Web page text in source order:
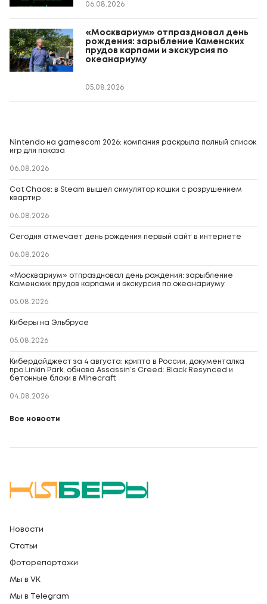
06.08.2026
«Москвариум» отпраздновал день
рождения: зарыбление Каменских
прудов карпами и экскурсия по
океанариуму
05.08.2026
Nintendo на gamescom 2026: компания раскрыла полный список
игр для показа
06.08.2026
Cat Chaos: в Steam вышел симулятор кошки с разрушением
квартир
06.08.2026
Сегодня отмечает день рождения первый сайт в интернете
06.08.2026
«Москвариум» отпраздновал день рождения: зарыбление
Каменских прудов карпами и экскурсия по океанариуму
05.08.2026
Киберы на Эльбрусе
05.08.2026
Кибердайджест за 4 августа: крипта в России, документалка
про Linkin Park, обнова Assassin’s Creed: Black Resynced и
бетонные блоки в Minecraft
04.08.2026
Все новости
Новости
Статьи
Фоторепортажи
Мы в VK
Мы в Telegram